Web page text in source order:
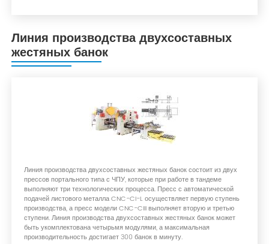
Линия производства двухсоставных
жестяных банок
Линия производства двухсоставных жестяных банок состоит из двух
прессов портального типа с ЧПУ, которые при работе в тандеме
выполняют три технологических процесса. Пресс с автоматической
подачей листового металла CNC-CI-L осуществляет первую ступень
производства, а пресс модели CNC-CIII выполняет вторую и третью
ступени. Линия производства двухсоставных жестяных банок может
быть укомплектована четырьмя модулями, а максимальная
производительность достигает 300 банок в минуту.